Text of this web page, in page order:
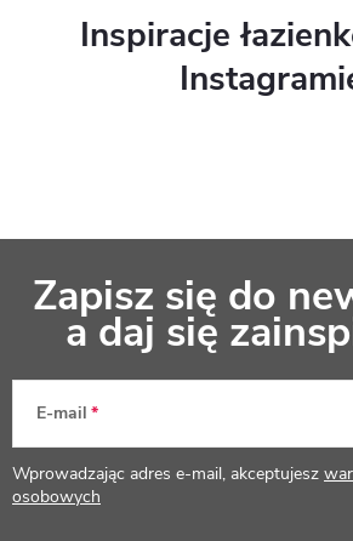
Inspiracje
k
a
Zapisz się do
a daj się
E-mail
Wprowadzając adres e-mail, akceptujesz
osobowych